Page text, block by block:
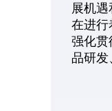
展机
在进行
强化贯
品研发